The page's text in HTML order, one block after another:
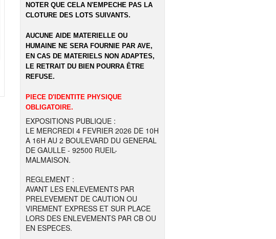
NOTER QUE CELA N'EMPECHE PAS LA
CLOTURE DES LOTS SUIVANTS.
AUCUNE AIDE MATERIELLE OU
HUMAINE NE SERA FOURNIE PAR AVE,
EN CAS DE MATERIELS NON ADAPTES,
LE RETRAIT DU BIEN POURRA ÊTRE
REFUSE.
PIECE D'IDENTITE PHYSIQUE
OBLIGATOIRE.
EXPOSITIONS PUBLIQUE :
LE MERCREDI 4 FEVRIER 2026 DE 10H
A 16H AU 2 BOULEVARD DU GENERAL
DE GAULLE - 92500 RUEIL-
MALMAISON.
REGLEMENT :
AVANT LES ENLEVEMENTS PAR
PRELEVEMENT DE CAUTION OU
VIREMENT EXPRESS ET SUR PLACE
LORS DES ENLEVEMENTS PAR CB OU
EN ESPECES.